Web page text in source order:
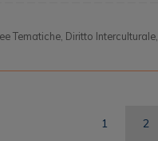
Tematiche, Diritto Interculturale,
1 2